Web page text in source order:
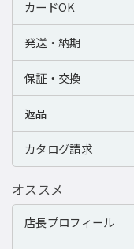
カードOK
発送・納期
保証・交換
返品
カタログ請求
オススメ
店長プロフィール